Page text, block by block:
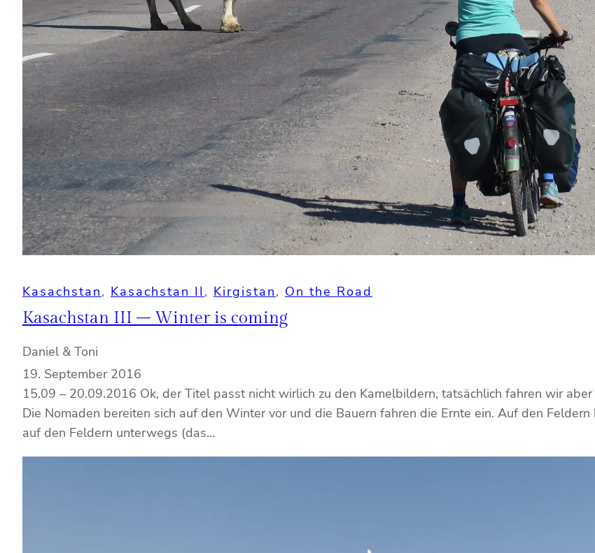
Kasachstan, Kasachstan II , Kirgistan, On the Road
Kasachstan III – Winter is coming
Daniel & Toni
19. September 2016
15.09 – 20.09.2016 Ok, der Titel passt nicht wirlich zu den Kamelbildern, tatsächlich fahren wir
Die Nomaden bereiten sich auf den Winter vor und die Bauern fahren die Ernte ein. Auf den
auf den Feldern unterwegs (das…